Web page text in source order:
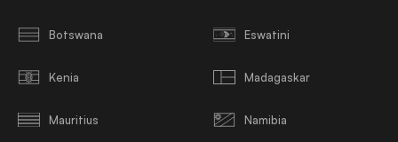
Botswana Eswatini
Kenia Madagaskar
Mauritius Namibia